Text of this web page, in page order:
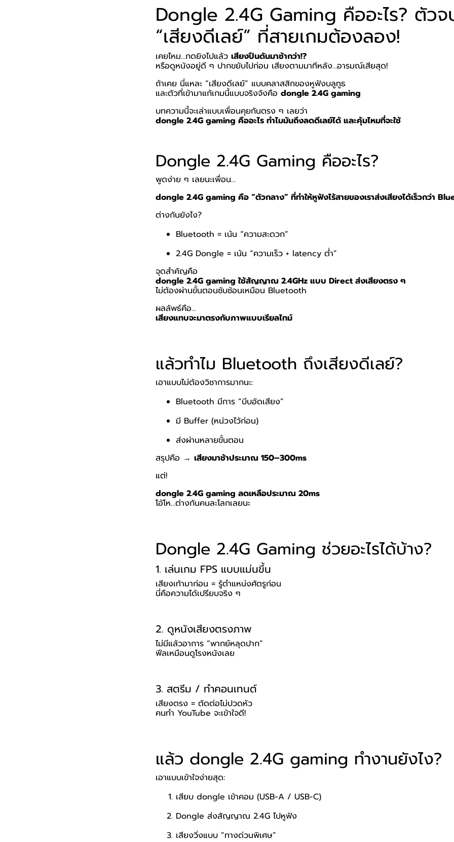
Dongle 2.4G Gaming คืออะไร? ตัว
“เสียงดีเลย์” ที่สายเกมต้องลอง!
เคยไหม…กดยิงไปแล้ว เสียงปืนดันมาช้ากว่า!?
หรือดูหนังอยู่ดี ๆ ปากขยับไปก่อน เสียงตามมาทีหลัง…อารมณ์เสียสุด!
ถ้าเคย นี่แหละ “เสียงดีเลย์” แบบคลาสสิกของหูฟังบลูทูธ
และตัวที่เข้ามาแก้เกมนี้แบบจริงจังคือ dongle 2.4G gaming
บทความนี้จะเล่าแบบเพื่อนคุยกันตรง ๆ เลยว่า
dongle 2.4G gaming คืออะไร ทำไมมันถึงลดดีเลย์ได้ และคุ้มไหมที่จะใช้
Dongle 2.4G Gaming คืออะไร?
พูดง่าย ๆ เลยนะเพื่อน…
dongle 2.4G gaming คือ “ตัวกลาง” ที่ทำให้หูฟังไร้สายของเราส่งเสียงได้เร็วกว่า
ต่างกันยังไง?
Bluetooth = เน้น “ความสะดวก”
2.4G Dongle = เน้น “ความเร็ว + latency ต่ำ”
จุดสำคัญคือ
dongle 2.4G gaming ใช้สัญญาณ 2.4GHz แบบ Direct ส่งเสียงตรง ๆ
ไม่ต้องผ่านขั้นตอนซับซ้อนเหมือน Bluetooth
ผลลัพธ์คือ…
เสียงแทบจะมาตรงกับภาพแบบเรียลไทม์
แล้วทำไม Bluetooth ถึงเสียงดีเลย์?
เอาแบบไม่ต้องวิชาการมากนะ:
Bluetooth มีการ “บีบอัดเสียง”
มี Buffer (หน่วงไว้ก่อน)
ส่งผ่านหลายขั้นตอน
สรุปคือ → เสียงมาช้าประมาณ 150–300ms
แต่!
dongle 2.4G gaming ลดเหลือประมาณ 20ms
โอ้โห…ต่างกันคนละโลกเลยนะ
Dongle 2.4G Gaming ช่วยอะไรได้บ้าง?
1. เล่นเกม FPS แบบแม่นขึ้น
เสียงเท้ามาก่อน = รู้ตำแหน่งศัตรูก่อน
นี่คือความได้เปรียบจริง ๆ
2. ดูหนังเสียงตรงภาพ
ไม่มีแล้วอาการ “พากย์หลุดปาก”
ฟีลเหมือนดูโรงหนังเลย
3. สตรีม / ทำคอนเทนต์
เสียงตรง = ตัดต่อไม่ปวดหัว
คนทำ YouTube จะเข้าใจดี!
แล้ว dongle 2.4G gaming ทำงานยังไง?
เอาแบบเข้าใจง่ายสุด:
เสียบ dongle เข้าคอม (USB-A / USB-C)
Dongle ส่งสัญญาณ 2.4G ไปหูฟัง
เสียงวิ่งแบบ “ทางด่วนพิเศษ”